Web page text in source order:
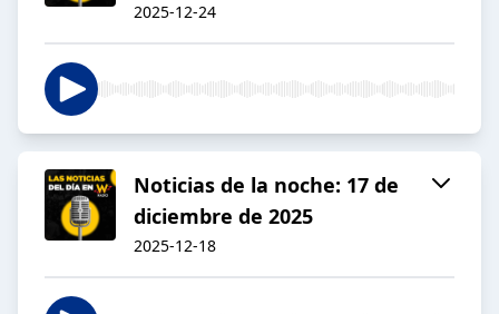
2025-12-24
Noticias de la noche: 17 de
diciembre de 2025
2025-12-18